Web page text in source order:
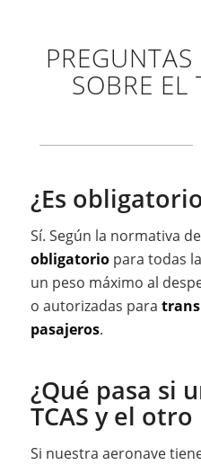
PREGUNTAS
SOBRE EL
¿Es
Sí. Según la normativa de
obligatoriopara todas
un peso máximo al
o autorizadas para
pasajeros.
¿Qué pasa si
TCAS y el otro
Si nuestra aeronave